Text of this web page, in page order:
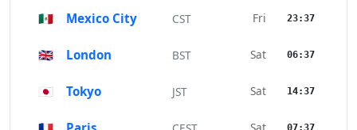
🇲🇽 Mexico City CST Fri 23:37
🇬🇧 London BST Sat 06:37
🇯🇵 Tokyo JST Sat 14:37